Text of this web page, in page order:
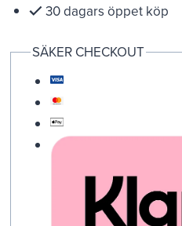
30 dagars öppet köp
SÄKER CHECKOUT